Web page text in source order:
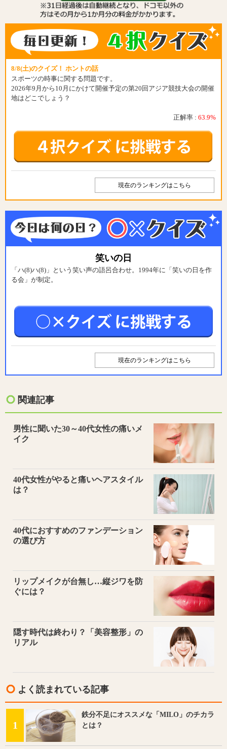
8/8(土)のクイズ！ ホントの話
スポーツの時事に関する問題です。
2026年9月から10月にかけて開催予定の第20回アジア競技大会の開催
地はどこでしょう？
正解率 : 63.9%
現在のランキングはこちら
笑いの日
「ハ(8)ハ(8)」という笑い声の語呂合わせ。1994年に「笑いの日を作
る会」が制定。
現在のランキングはこちら
関連記事
男性に聞いた30～40代女性の痛いメ
イク
40代女性がやると痛いヘアスタイル
は？
40代におすすめのファンデーション
の選び方
リップメイクが台無し…縦ジワを防
ぐには？
隠す時代は終わり？「美容整形」の
リアル
よく読まれている記事
1
鉄分不足にオススメな「MILO」のチカラ
とは？